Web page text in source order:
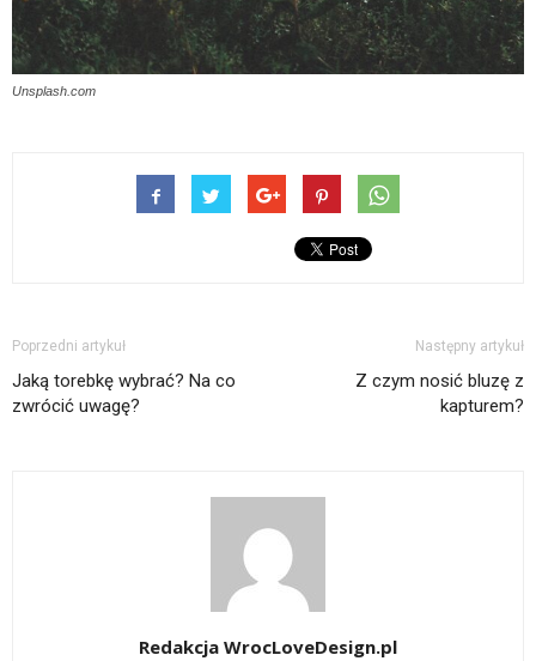
Unsplash.com
Poprzedni artykuł
Jaką torebkę wybrać? Na co
zwrócić uwagę?
Następny artykuł
Z czym nosić bluzę z
kapturem?
Redakcja WrocLoveDesign.pl